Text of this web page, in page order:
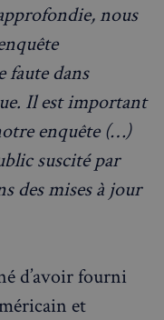
nous
faute dans
Il est important
enquête (…)
suscité par
des mises à jour
d’avoir fourni
et